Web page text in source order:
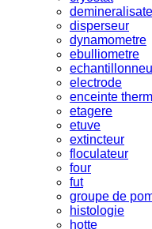
disperseur
dynamometre
ebulliometre
electrode
enceinte
etagere
etuve
extincteur
floculateur
four
fut
groupe de
histologie
hotte